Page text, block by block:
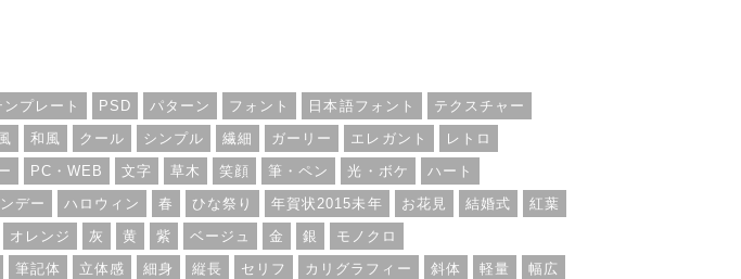
ンプレート PSD パターン フォント 日本語フォント
テクスチャー
和風 クール シンプル 繊細 ガーリー エレガント
レトロ
PC・WEB 文字 草木 笑顔 筆・ペン 光・ボケ
ハート
デー ハロウィン 春 ひな祭り 年賀状2015未年 お花見 結婚式
紅葉
オレンジ 灰 黄 紫 ベージュ 金 銀
モノクロ
筆記体 立体感 細身 縦長 セリフ カリグラフィー 斜体 軽量 幅広